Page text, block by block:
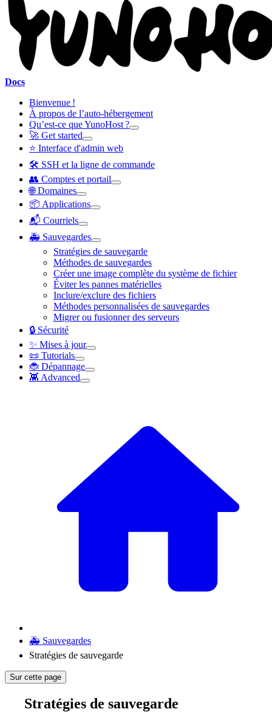
Docs
Bienvenue !
À propos de l’auto-hébergement
Qu’est-ce que YunoHost ?
🚀 Get started
⭐ Interface d'admin web
🛠️ SSH et la ligne de commande
👥 Comptes et portail
🌐 Domaines
📦 Applications
📬 Courriels
🚑 Sauvegardes
Stratégies de sauvegarde
Méthodes de sauvegardes
Créer une image complète du système de fichier
Éviter les pannes matérielles
Inclure/exclure des fichiers
Méthodes personnalisées de sauvegardes
Migrer ou fusionner des serveurs
🔒 Sécurité
✨ Mises à jour
📜 Tutorials
🐞 Dépannage
👾 Advanced
🚑 Sauvegardes
Stratégies de sauvegarde
Sur cette page
Stratégies de sauvegarde